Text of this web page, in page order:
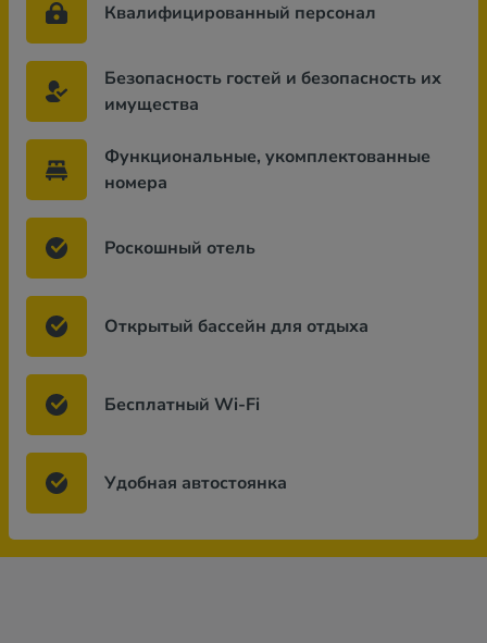
Квалифицированный персонал
Безопасность гостей и безопасность их
имущества
Функциональные, укомплектованные
номера
Роскошный отель
Открытый бассейн для отдыха
Бесплатный Wi-Fi
Удобная автостоянка